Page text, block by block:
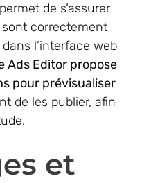
de s’assurer
correctement
l’interface web
Ads Editor propose
pour prévisualiser
de les publier, afin
et